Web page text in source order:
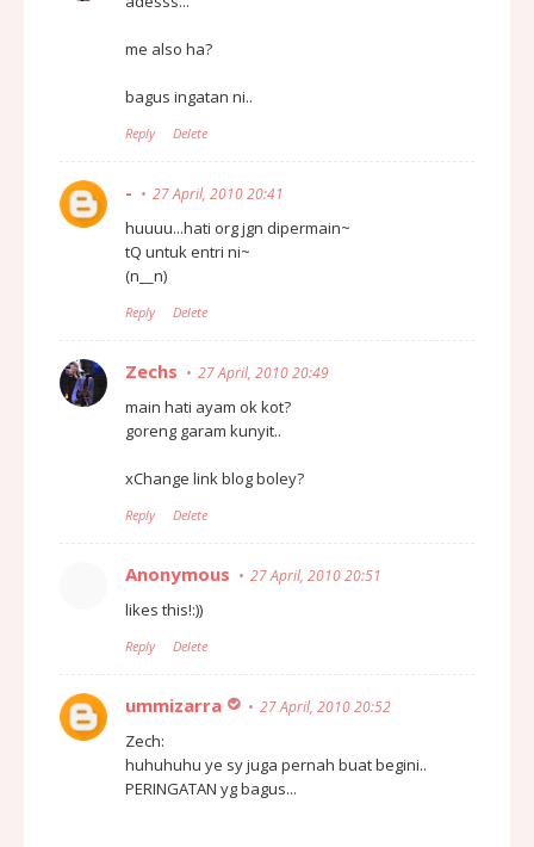
me also ha?
bagus ingatan ni..
Reply Delete
- 27 April, 2010 20:41
huuuu...hati org jgn dipermain~
tQ untuk entri ni~
(n__n)
Reply Delete
Zechs 27 April, 2010 20:49
main hati ayam ok kot?
goreng garam kunyit..
xChange link blog boley?
Reply Delete
Anonymous 27 April, 2010 20:51
likes this!:))
Reply Delete
ummizarra 27 April, 2010 20:52
Zech:
huhuhuhu ye sy juga pernah buat begini..
PERINGATAN yg bagus...